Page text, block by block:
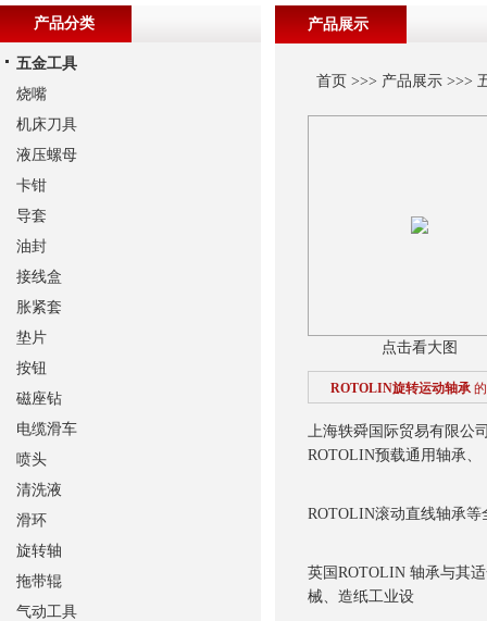
产品展示
首页 >>> 产品展示>>>
点击看大图
ROTOLIN旋转运动轴承
上海轶舜国际贸易有限公
ROTOLIN预载通用轴承、
ROTOLIN滚动直线轴承等
英国ROTOLIN 轴承与其
械、造纸工业设
产品分类
五金工具
烧嘴
机床刀具
液压螺母
卡钳
导套
油封
接线盒
胀紧套
垫片
按钮
磁座钻
电缆滑车
喷头
清洗液
滑环
旋转轴
拖带辊
气动工具